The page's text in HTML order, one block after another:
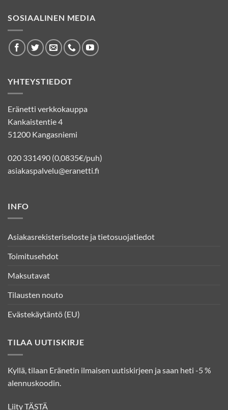
SOSIAALINEN MEDIA
YHTEYSTIEDOT
Eränetti verkkokauppa
Kankaistentie 4
51200 Kangasniemi
020 331490 (0,0835€/puh)
asiakaspalvelu@eranetti.fi
INFO
Asiakasrekisteriseloste ja tietosuojatiedot
Toimitusehdot
Maksutavat
Tilausten nouto
Evästekäytäntö (EU)
TILAA UUTISKIRJE
Kyllä, tilaan Eränetin ilmaisen uutiskirjeen ja saan heti -5 %
alennuskoodin.
LiityTÄSTÄ